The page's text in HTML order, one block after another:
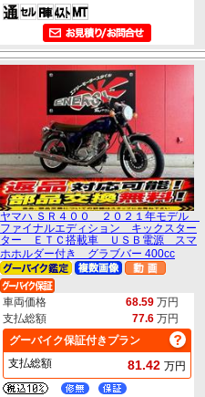
ヤマハ ＳＲ４００ ２０２１年モデル
ファイナルエディション キックスター
ター ＥＴＣ搭載車 ＵＳＢ電源 スマ
ホホルダー付き グラブバー 400cc
車両価格 68.59 万円
支払総額
77.6 万円
グーバイク保証付きプラン
支払総額
81.42 万円